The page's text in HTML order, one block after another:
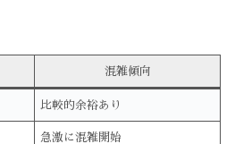
混雑傾向
比較的余裕あり
急激に混雑開始